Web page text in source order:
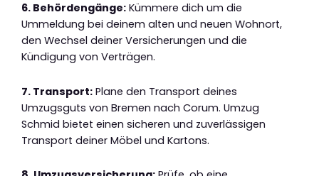
6. Behördengänge: Kümmere dich um die
Ummeldung bei deinem alten und neuen Wohnort,
den Wechsel deiner Versicherungen und die
Kündigung von Verträgen.
7. Transport: Plane den Transport deines
Umzugsguts von Bremen nach Corum. Umzug
Schmid bietet einen sicheren und zuverlässigen
Transport deiner Möbel und Kartons.